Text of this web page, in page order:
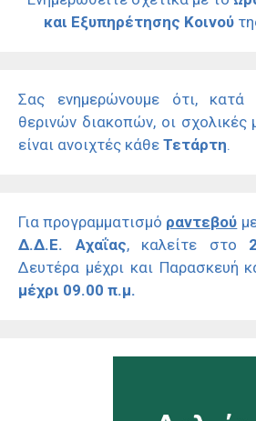
και Εξυπηρέτησης Κοινού
Σας ενημερώνουμε ότι,
θερινών διακοπών, οι σχολικές
είναι ανοιχτές κάθε Τετάρτη.
Για προγραμματισμό ραντεβού
Δ.Δ.Ε. Αχαΐας, καλείτε στο
Δευτέρα μέχρι και Παρασκευή
μέχρι 09.00 π.μ.